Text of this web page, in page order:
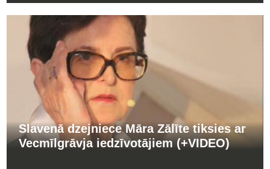
Slavenā dzejniece Māra Zālīte tiksies ar
Vecmīlgrāvja iedzīvotājiem (+VIDEO)